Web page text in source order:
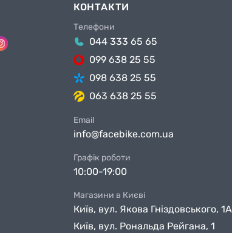
КОНТАКТИ
Телефони
044 333 65 65
099 638 25 55
098 638 25 55
063 638 25 55
Email
info@facebike.com.ua
Графік роботи
10:00-19:00
Магазини в Києві
Київ, вул. Якова Гніздовського, 1А
Київ, вул. Рональда Рейгана, 1